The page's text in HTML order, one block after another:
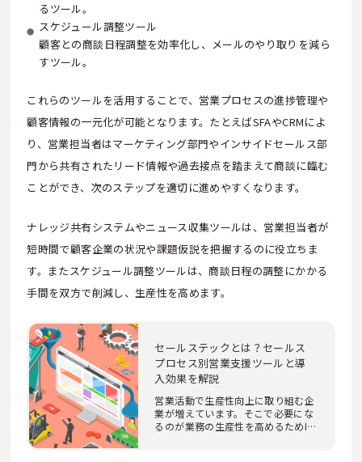
るツール。
スケジュール調整ツール
顧客との商談日程調整を効率化し、メールのやり取りを減ら
すツール。
これらのツールを活用することで、営業プロセスの進捗管理や
顧客情報の一元化が可能となります。たとえばSFAやCRMによ
り、営業担当者はマーケティング部門やインサイドセールス部
門から共有されたリード情報や過去接点を踏まえて商談に臨む
ことができ、次のステップを適切に進めやすくなります。
ナレッジ共有システムやニュース収集ツールは、営業担当者が
短時間で顧客企業の状況や課題仮説を把握するのに役立ちま
す。またスケジュール調整ツールは、商談日程の調整にかかる
手間を双方で削減し、生産性を高めます。
セールステックとは？セールス
プロセス別営業支援ツールと導
入効果を解説
営業活動で生産性向上に取り組む企
業が増えています。そこで必要にな
るのが業務の生産性を高めるためIT